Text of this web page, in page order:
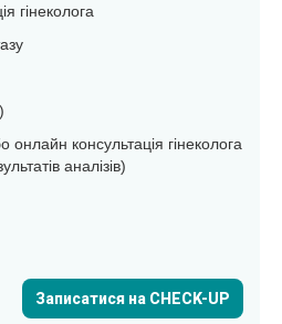
гінеколога
консультація гінеколога
аналізів)
Записатися на CHECK-UP